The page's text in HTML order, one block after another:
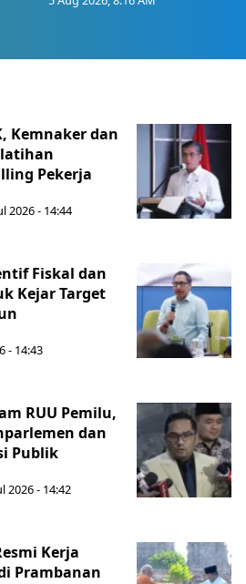
Kemnaker dan
Pekerja
2026 - 14:44
Fiskal dan
Kejar Target
- 14:43
RUU Pemilu,
dan
Publik
2026 - 14:42
Kerja
Prambanan